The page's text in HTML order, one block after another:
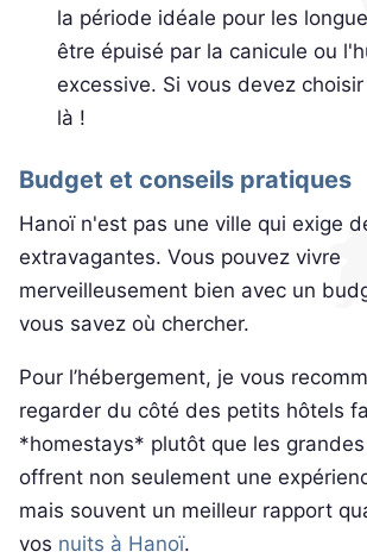
la période idéale pour les
être épuisé par la canicule ou
excessive. Si vous devez
là !
Budget et conseils pratiques
Hanoï n'est pas une ville qui exige
extravagantes. Vous pouvez vivre
merveilleusement bien avec un
vous savez où chercher.
Pour l’hébergement, je vous
regarder du côté des petits hôtels
*homestays* plutôt que les
offrent non seulement une
mais souvent un meilleur rapport
vos nuits à Hanoï.